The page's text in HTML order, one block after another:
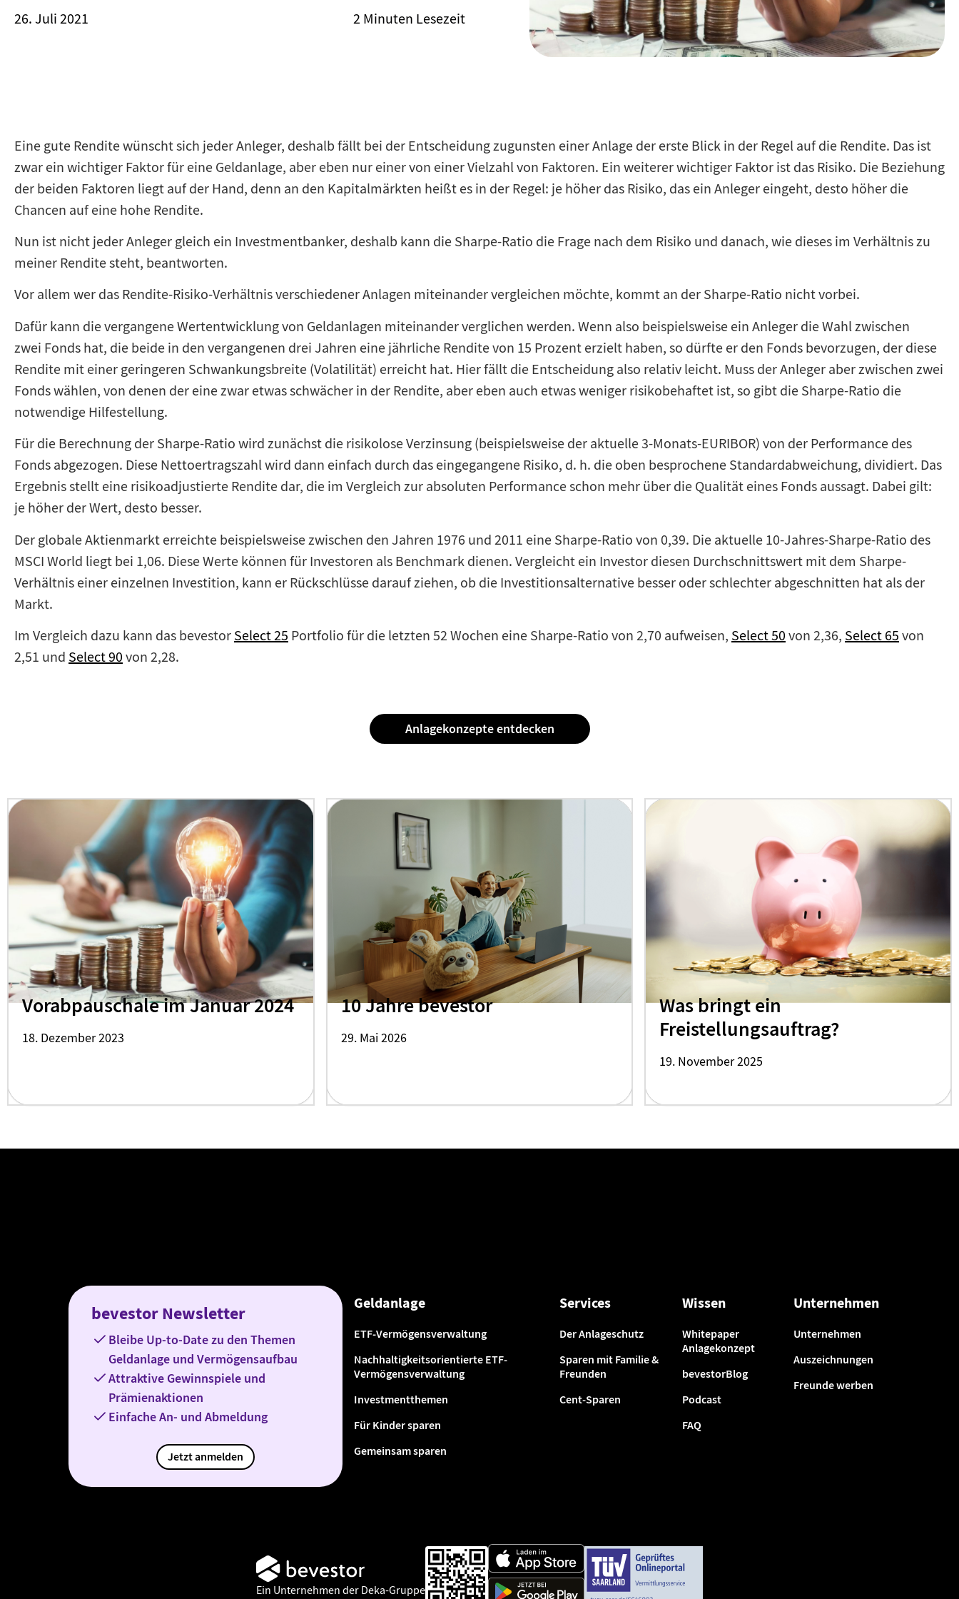
26. Juli 2021 2 Minuten Lesezeit
Eine gute Rendite wünscht sich jeder Anleger, deshalb fällt bei der Entscheidung zugunsten einer Anlage der erste Blick in der Regel auf die Rendite. Das ist
zwar ein wichtiger Faktor für eine Geldanlage, aber eben nur einer von einer Vielzahl von Faktoren. Ein weiterer wichtiger Faktor ist das Risiko. Die Beziehung
der beiden Faktoren liegt auf der Hand, denn an den Kapitalmärkten heißt es in der Regel: je höher das Risiko, das ein Anleger eingeht, desto höher die
Chancen auf eine hohe Rendite.
Nun ist nicht jeder Anleger gleich ein Investmentbanker, deshalb kann die Sharpe-Ratio die Frage nach dem Risiko und danach, wie dieses im Verhältnis zu
meiner Rendite steht, beantworten.
Vor allem wer das Rendite-Risiko-Verhältnis verschiedener Anlagen miteinander vergleichen möchte, kommt an der Sharpe-Ratio nicht vorbei.
Dafür kann die vergangene Wertentwicklung von Geldanlagen miteinander verglichen werden. Wenn also beispielsweise ein Anleger die Wahl zwischen
zwei Fonds hat, die beide in den vergangenen drei Jahren eine jährliche Rendite von 15 Prozent erzielt haben, so dürfte er den Fonds bevorzugen, der diese
Rendite mit einer geringeren Schwankungsbreite (Volatilität) erreicht hat. Hier fällt die Entscheidung also relativ leicht. Muss der Anleger aber zwischen zwei
Fonds wählen, von denen der eine zwar etwas schwächer in der Rendite, aber eben auch etwas weniger risikobehaftet ist, so gibt die Sharpe-Ratio die
notwendige Hilfestellung.
Für die Berechnung der Sharpe-Ratio wird zunächst die risikolose Verzinsung (beispielsweise der aktuelle 3-Monats-EURIBOR) von der Performance des
Fonds abgezogen. Diese Nettoertragszahl wird dann einfach durch das eingegangene Risiko, d. h. die oben besprochene Standardabweichung, dividiert. Das
Ergebnis stellt eine risikoadjustierte Rendite dar, die im Vergleich zur absoluten Performance schon mehr über die Qualität eines Fonds aussagt. Dabei gilt:
je höher der Wert, desto besser.
Der globale Aktienmarkt erreichte beispielsweise zwischen den Jahren 1976 und 2011 eine Sharpe-Ratio von 0,39. Die aktuelle 10-Jahres-Sharpe-Ratio des
MSCI World liegt bei 1,06. Diese Werte können für Investoren als Benchmark dienen. Vergleicht ein Investor diesen Durchschnittswert mit dem Sharpe-
Verhältnis einer einzelnen Investition, kann er Rückschlüsse darauf ziehen, ob die Investitionsalternative besser oder schlechter abgeschnitten hat als der
Markt.
Im Vergleich dazu kann das bevestor Select 25 Portfolio für die letzten 52 Wochen eine Sharpe-Ratio von 2,70 aufweisen, Select 50 von 2,36, Select 65 von
2,51 und Select 90 von 2,28.
Anlagekonzepte entdecken
Vorabpauschale im Januar 2024
18. Dezember 2023
10 Jahre bevestor
29. Mai 2026
Was bringt ein
Freistellungsauftrag?
19. November 2025
bevestor Newsletter
Bleibe Up-to-Date zu den Themen
Geldanlage und Vermögensaufbau
Attraktive Gewinnspiele und
Prämienaktionen
Einfache An- und Abmeldung
Jetzt anmelden
Geldanlage
ETF-Vermögensverwaltung
Nachhaltigkeitsorientierte ETF-
Vermögensverwaltung
Investmentthemen
Für Kinder sparen
Gemeinsam sparen
Services
Der Anlageschutz
Sparen mit Familie &
Freunden
Cent-Sparen
Wissen
Whitepaper
Anlagekonzept
bevestorBlog
Podcast
FAQ
Unternehmen
Unternehmen
Auszeichnungen
Freunde werben
Ein Unternehmen der Deka-Gruppe